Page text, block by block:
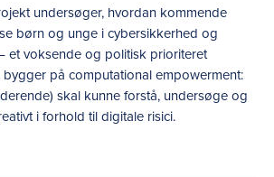
undersøger, hvordan kommende
børn og unge i cybersikkerhed og
et voksende og politisk prioriteret
på computational empowerment:
skal kunne forstå, undersøge og
i forhold til digitale risici.